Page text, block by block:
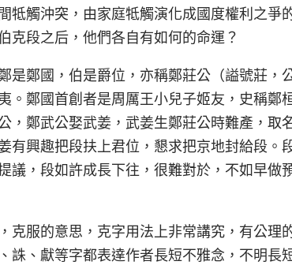
牴觸沖突，由家庭牴觸演化成國度權利之爭
克段之后，他們各自有如何的命運？
是鄭國，伯是爵位，亦稱鄭莊公（謚號莊，
。鄭國首創者是周厲王小兒子姬友，史稱鄭
，鄭武公娶武姜，武姜生鄭莊公時難產，取
有興趣把段扶上君位，懇求把京地封給段。
議，段如許成長下往，很難對於，不如早做
克服的意思，克字用法上非常講究，有公理
誅、獻等字都表達作者長短不雅念，不明長